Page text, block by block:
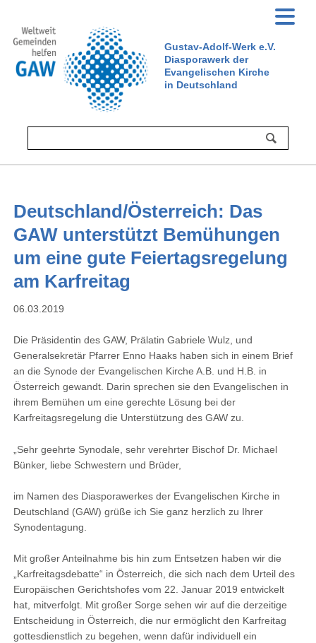
Gustav-Adolf-Werk e.V.
Diasporawerk der
Evangelischen Kirche
in Deutschland
Deutschland/Österreich: Das
GAW unterstützt Bemühungen
um eine gute Feiertagsregelung
am Karfreitag
06.03.2019
Die Präsidentin des GAW, Prälatin Gabriele Wulz, und
Generalsekretär Pfarrer Enno Haaks haben sich in einem Brief
an die Synode der Evangelischen Kirche A.B. und H.B. in
Österreich gewandt. Darin sprechen sie den Evangelischen in
ihrem Bemühen um eine gerechte Lösung bei der
Karfreitagsregelung die Unterstützung des GAW zu.
„Sehr geehrte Synodale, sehr verehrter Bischof Dr. Michael
Bünker, liebe Schwestern und Brüder,
im Namen des Diasporawerkes der Evangelischen Kirche in
Deutschland (GAW) grüße ich Sie ganz herzlich zu Ihrer
Synodentagung.
Mit großer Anteilnahme bis hin zum Entsetzen haben wir die
„Karfreitagsdebatte“ in Österreich, die sich nach dem Urteil des
Europäischen Gerichtshofes vom 22. Januar 2019 entwickelt
hat, mitverfolgt. Mit großer Sorge sehen wir auf die derzeitige
Entscheidung in Österreich, die nur ermöglicht den Karfreitag
gottesdienstlich zu begehen, wenn dafür individuell ein